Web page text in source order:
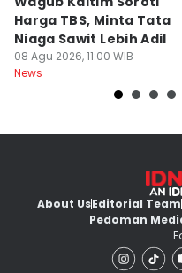
Harga TBS, Minta Tata
Niaga Sawit Lebih Adil
08 Agu 2026, 11:00 WIB
News
About UsEditorial Team
Pedoman